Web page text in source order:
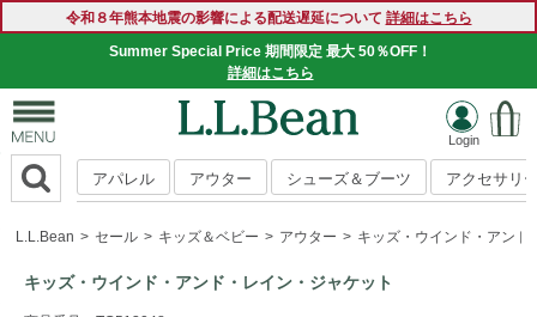
令和８年熊本地震の影響による配送遅延について 詳細はこちら
Summer Special Price 期間限定 最大 50％OFF！
詳細はこちら
アパレル アウター シューズ＆ブーツ アクセサリ
L.L.Bean セール キッズ＆ベビー アウター キッズ・ウインド・アンド
キッズ・ウインド・アンド・レイン・ジャケット